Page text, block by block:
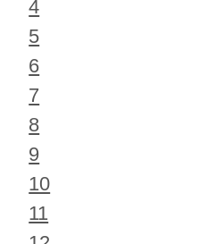
4
5
6
7
8
9
10
11